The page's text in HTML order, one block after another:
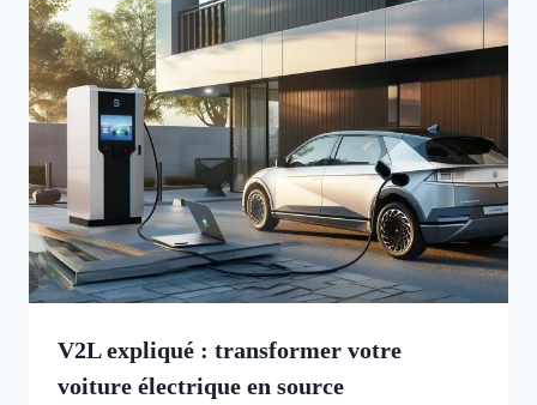
V2L expliqué : transformer votre
voiture électrique en source